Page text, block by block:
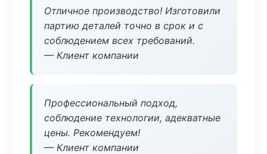
Отличное производство! Изготовили
партию деталей точно в срок и с
соблюдением всех требований.
— Клиент компании
Профессиональный подход,
соблюдение технологии, адекватные
цены. Рекомендуем!
— Клиент компании